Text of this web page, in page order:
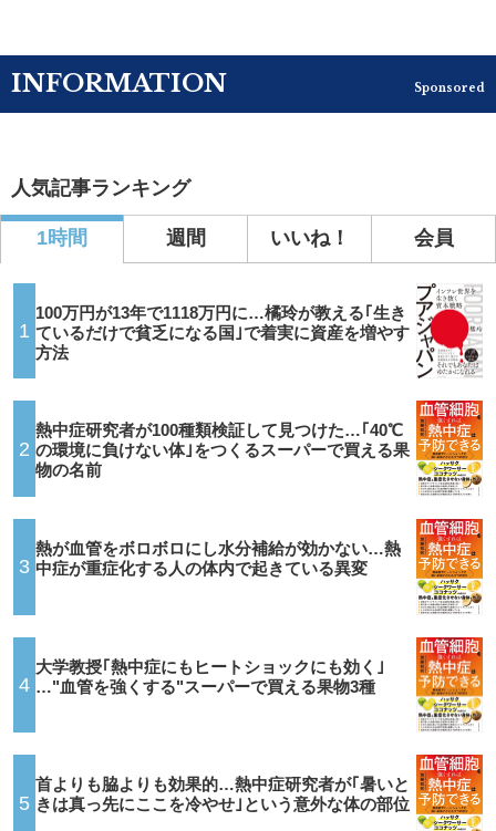
INFORMATION Sponsored
人気記事ランキング
1時間 週間 いいね！ 会員
1
100万円が13年で1118万円に…橘玲が教える｢生き
ているだけで貧乏になる国｣で着実に資産を増やす
方法
2
熱中症研究者が100種類検証して見つけた…｢40℃
の環境に負けない体｣をつくるスーパーで買える果
物の名前
3
熱が血管をボロボロにし水分補給が効かない…熱
中症が重症化する人の体内で起きている異変
4
大学教授｢熱中症にもヒートショックにも効く｣
…"血管を強くする"スーパーで買える果物3種
5
首よりも脇よりも効果的…熱中症研究者が｢暑いと
きは真っ先にここを冷やせ｣という意外な体の部位